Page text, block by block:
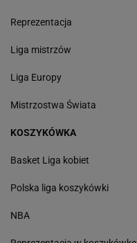
Reprezentacja
Liga mistrzów
Liga Europy
Mistrzostwa Świata
KOSZYKÓWKA
Basket Liga kobiet
Polska liga koszykówki
NBA